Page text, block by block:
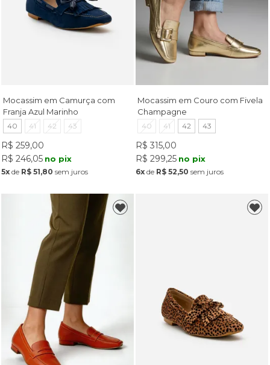
Mocassim em Camurça com
Franja Azul Marinho
40 41 42 43
R$ 259,00
R$ 246,05 no pix
5xde R$ 51,80 sem juros
Mocassim em Couro com Fivela
Champagne
40 41 42 43
R$ 315,00
R$ 299,25 no pix
6x de R$ 52,50 sem juros